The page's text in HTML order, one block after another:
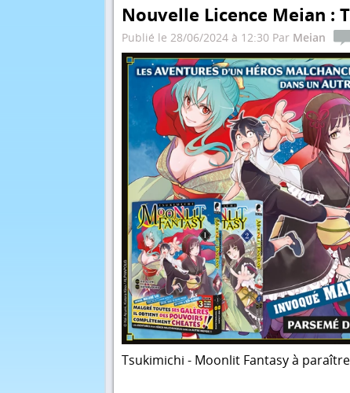
Nouvelle Licence Meian :
Publié le 28/06/2024 à 12:30 Par Meian
Tsukimichi - Moonlit Fantasy à